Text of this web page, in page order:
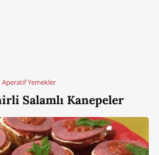
Aperatif Yemekler
Salamlı Kanepeler